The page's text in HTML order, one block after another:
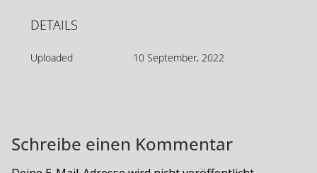
DETAILS
Uploaded 10 September, 2022
Schreibe einen Kommentar